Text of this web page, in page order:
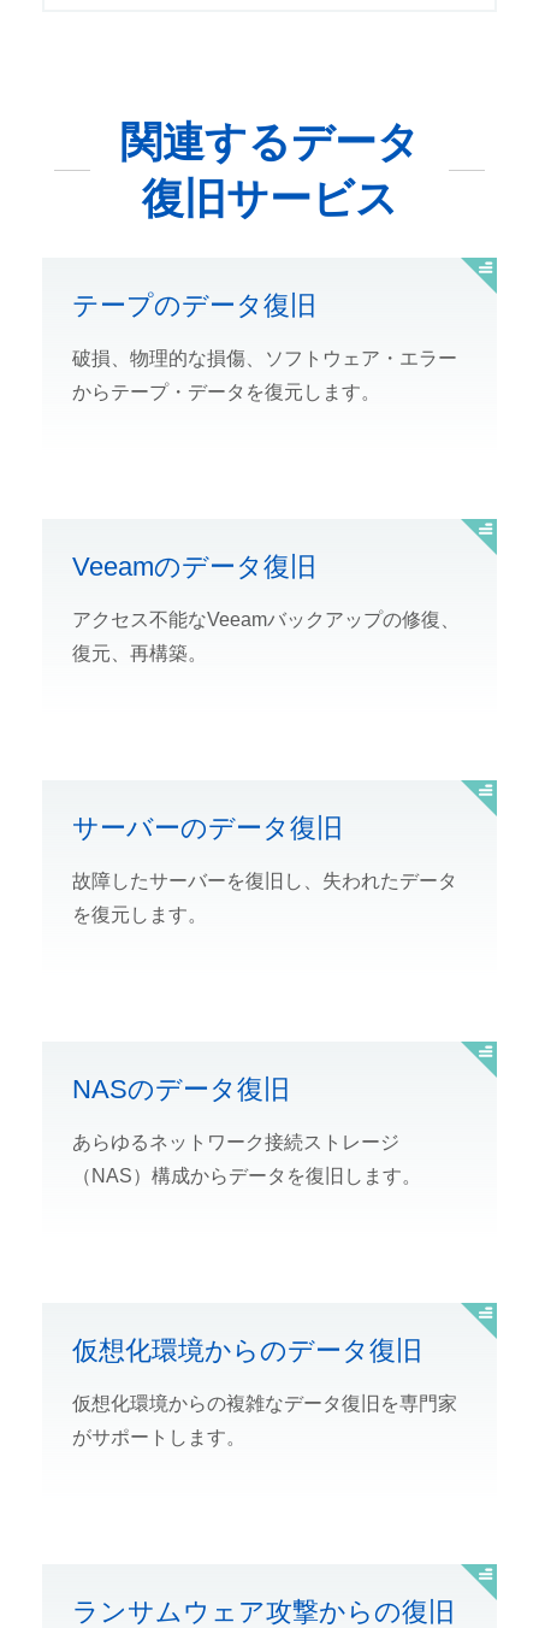
関連するデータ
復旧サービス
テープのデータ復旧
破損、物理的な損傷、ソフトウェア・エラー
からテープ・データを復元します。
Veeamのデータ復旧
アクセス不能なVeeamバックアップの修復、
復元、再構築。
サーバーのデータ復旧
故障したサーバーを復旧し、失われたデータ
を復元します。
NASのデータ復旧
あらゆるネットワーク接続ストレージ
（NAS）構成からデータを復旧します。
仮想化環境からのデータ復旧
仮想化環境からの複雑なデータ復旧を専門家
がサポートします。
ランサムウェア攻撃からの復旧